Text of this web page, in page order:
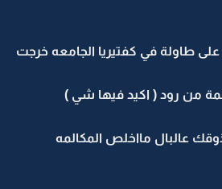
على طاولة في كفتيريا الجامعه خرجت
من رود ( اكيد فيها شي )
ذوقك عالبال مااخلص المكالمه